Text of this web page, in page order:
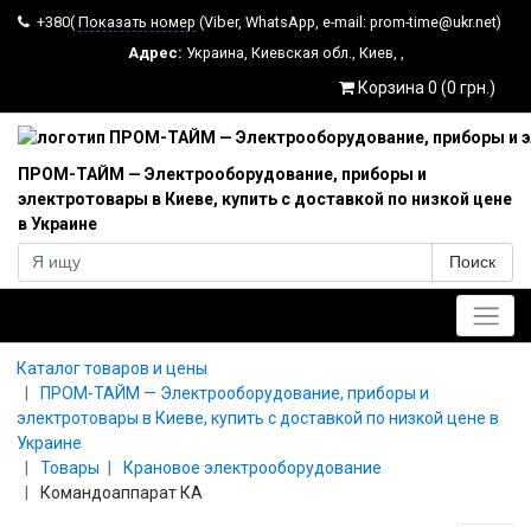
+380( Показать номер (Viber, WhatsApp, e-mail: prom-time@ukr.net)
Адрес: Украина, Киевская обл., Киев, ,
Корзина 0 (0 грн.)
ПРОМ-ТАЙМ — Электрооборудование, приборы и
электротовары в Киеве, купить с доставкой по низкой цене
в Украине
Поиск
Каталог товаров и цены
ПРОМ-ТАЙМ — Электрооборудование, приборы и
электротовары в Киеве, купить с доставкой по низкой цене в
Украине
Товары
Крановое электрооборудование
Командоаппарат КА